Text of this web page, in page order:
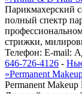
Парикмахерский
полный спектр
стрижки,
Телефон: E-mail:
646-726-4126 -
»Permanent
Permanent Makeup